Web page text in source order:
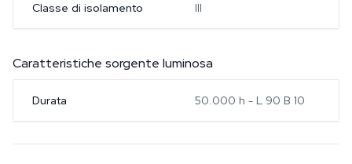
Classe di isolamento III
Caratteristiche sorgente luminosa
Durata 50.000 h - L 90 B 10